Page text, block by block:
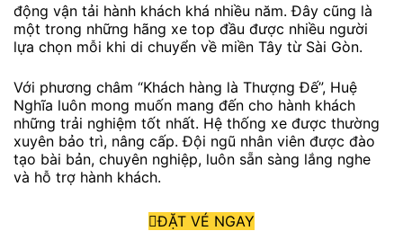
động vận tải hành khách khá nhiều năm. Đây cũng là
một trong những hãng xe top đầu được nhiều người
lựa chọn mỗi khi di chuyển về miền Tây từ Sài Gòn.
Với phương châm “Khách hàng là Thượng Đế”, Huệ
Nghĩa luôn mong muốn mang đến cho hành khách
những trải nghiệm tốt nhất. Hệ thống xe được thường
xuyên bảo trì, nâng cấp. Đội ngũ nhân viên được đào
tạo bài bản, chuyên nghiệp, luôn sẵn sàng lắng nghe
và hỗ trợ hành khách.
ĐẶT VÉ NGAY